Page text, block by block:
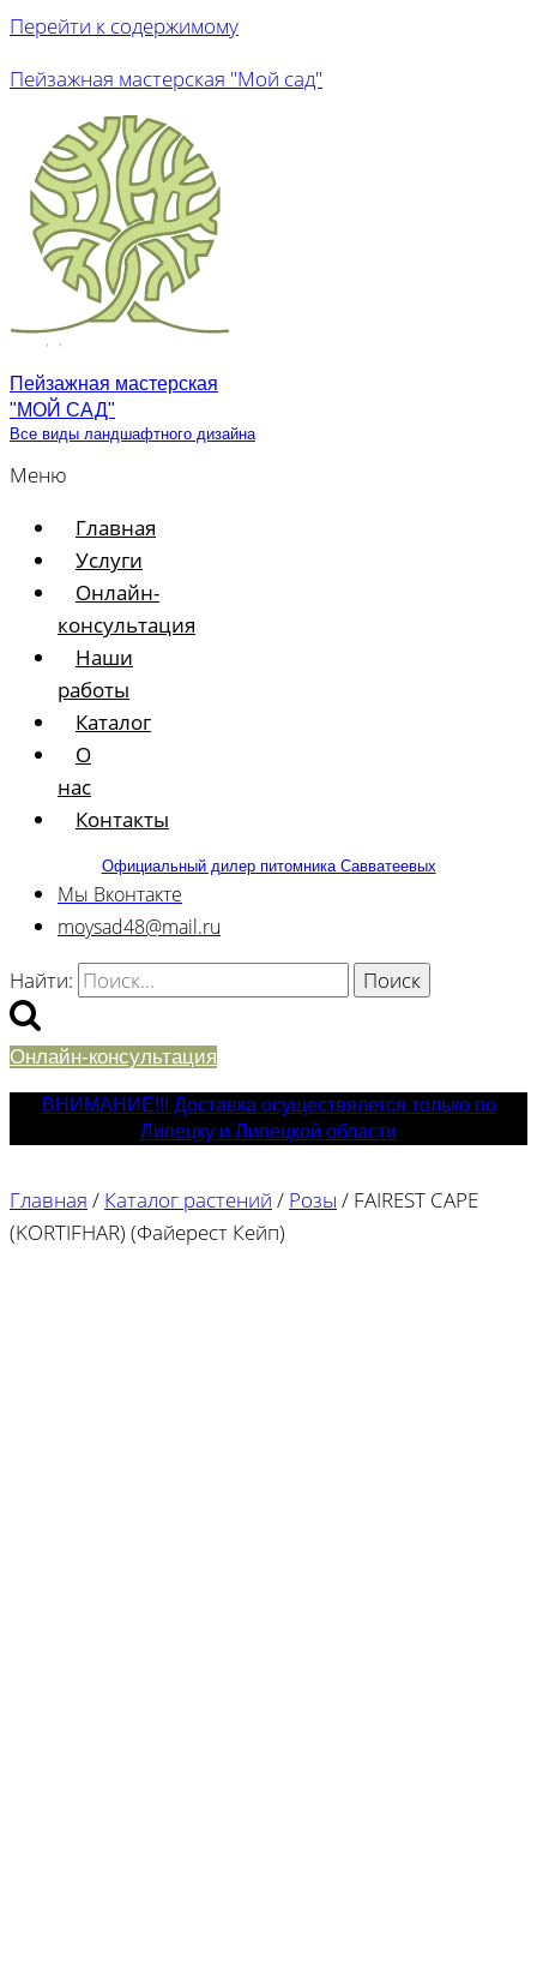
Перейти к содержимому
Пейзажная мастерская "Мой сад"
Пейзажная мастерская
"МОЙ САД"
Все виды ландшафтного дизайна
Меню
Главная
Услуги
Онлайн-
консультация
Наши
работы
Каталог
О
нас
Контакты
Официальный дилер питомника Савватеевых
Мы Вконтакте
moysad48@mail.ru
Найти:
Онлайн-консультация
ВНИМАНИЕ!!! Доставка осуществялется только по
Липецку и Липецкой области
Главная / Каталог растений / Розы / FAIREST CAPE
(KORTIFHAR) (Файерест Кейп)